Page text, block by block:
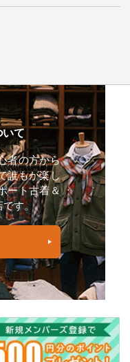
いて
者の方から
誰もが楽し
ート古着＆
です。